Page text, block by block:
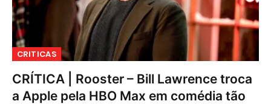
CRITICAS
CRÍTICA | Rooster – Bill Lawrence troca
a Apple pela HBO Max em comédia tão